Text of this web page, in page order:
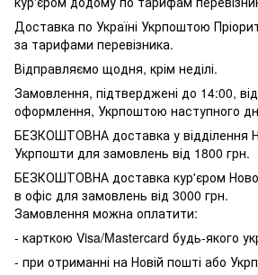
Доставка по Україні Укрпоштою
за тарифами перевізника.
Відправляємо щодня, крім неділі.
Замовлення, підтверджені до 14:00,
оформлення, Укрпоштою наступного
БЕЗКОШТОВНА доставка у відділення
Укрпошти для замовлень від 1800 грн.
БЕЗКОШТОВНА доставка кур'єром
в офіс для замовлень від 3000 грн.
Замовлення можна оплатити:
- карткою Visa/Mastercard будь-якого
- при отриманні на Новій пошті або